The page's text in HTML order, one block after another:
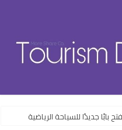
جديدًا للسياحة الرياضية